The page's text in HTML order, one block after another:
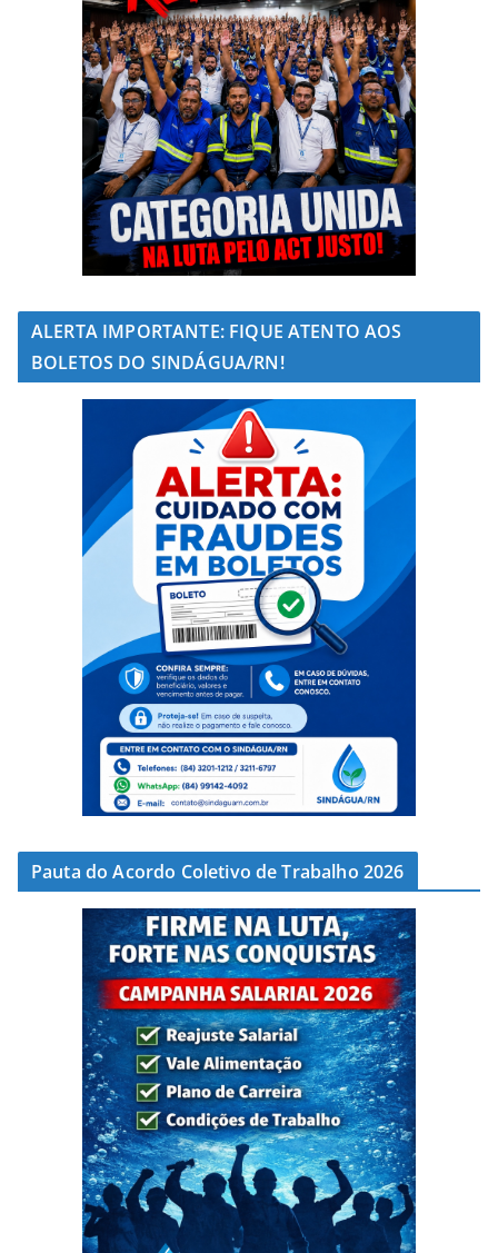
ALERTA IMPORTANTE: FIQUE ATENTO AOS
BOLETOS DO SINDÁGUA/RN!
Pauta do Acordo Coletivo de Trabalho 2026